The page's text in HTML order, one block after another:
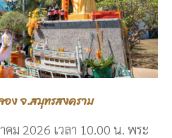
ง จ.สมุทรสงคราม
2026 เวลา 10.00 น. พระ